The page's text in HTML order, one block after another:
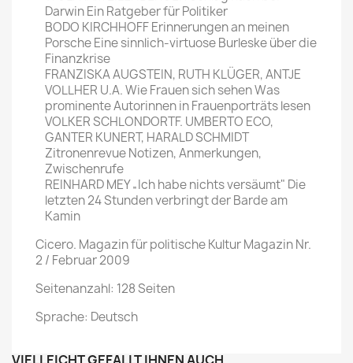
Darwin Ein Ratgeber für Politiker
BODO KIRCHHOFF Erinnerungen an meinen
Porsche Eine sinnlich-virtuose Burleske über die
Finanzkrise
FRANZISKA AUGSTEIN, RUTH KLÜGER, ANTJE
VOLLHER U.A. Wie Frauen sich sehen Was
prominente Autorinnen in Frauenporträts lesen
VOLKER SCHLONDORTF. UMBERTO ECO,
GANTER KUNERT, HARALD SCHMIDT
Zitronenrevue Notizen, Anmerkungen,
Zwischenrufe
REINHARD MEY „Ich habe nichts versäumt" Die
letzten 24 Stunden verbringt der Barde am
Kamin
Cicero. Magazin für politische Kultur Magazin Nr.
2 / Februar 2009
Seitenanzahl: 128 Seiten
Sprache: Deutsch